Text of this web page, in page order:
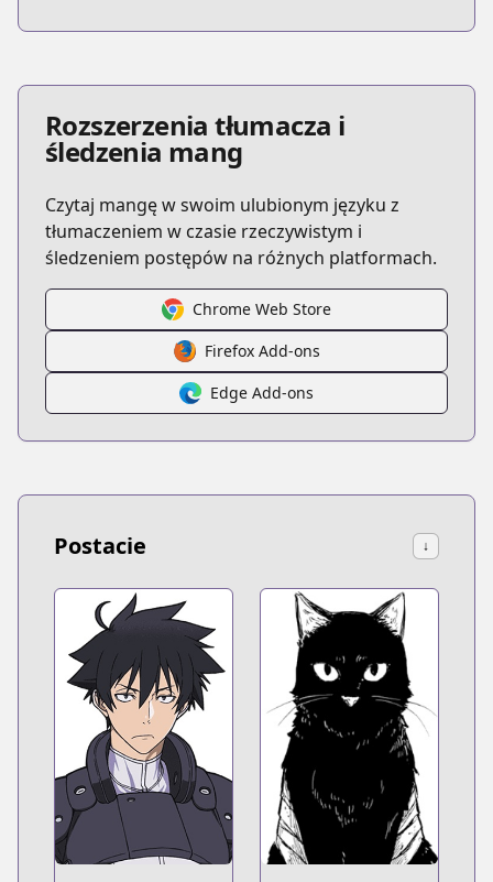
Rozszerzenia tłumacza i
śledzenia mang
Czytaj mangę w swoim ulubionym języku z
tłumaczeniem w czasie rzeczywistym i
śledzeniem postępów na różnych platformach.
Chrome Web Store
Firefox Add-ons
Edge Add-ons
Postacie ↓